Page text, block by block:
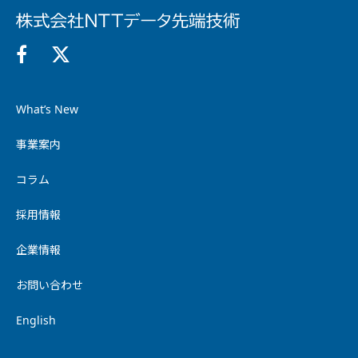
What’s New
事業案内
コラム
採用情報
企業情報
お問い合わせ
English